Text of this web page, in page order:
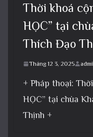
Thời khoá
HỌC” tại
Thích Đạo
Tháng 12 3, 2025
+ Pháp thoại:
HỌC” tại chùa
Thịnh +